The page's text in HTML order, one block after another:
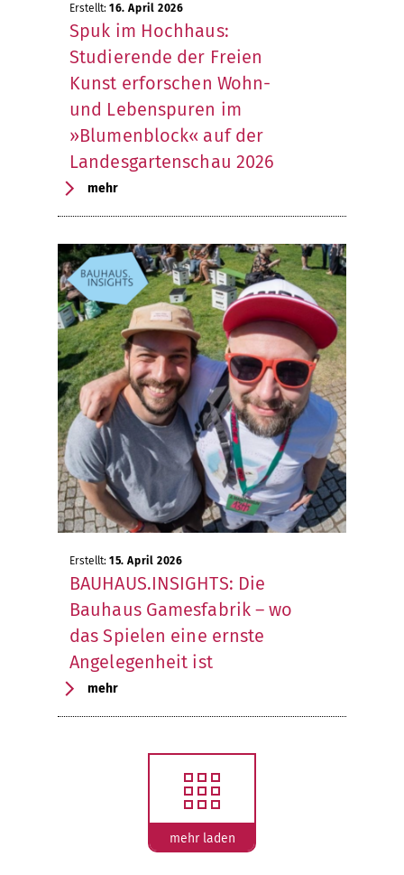
mehr laden
Erstellt: 16. April 2026
Spuk im Hochhaus:
Studierende der Freien
Kunst erforschen Wohn-
und Lebenspuren im
»Blumenblock« auf der
Landesgartenschau 2026
mehr
Erstellt: 15. April 2026
BAUHAUS.INSIGHTS: Die
Bauhaus Gamesfabrik – wo
das Spielen eine ernste
Angelegenheit ist
mehr